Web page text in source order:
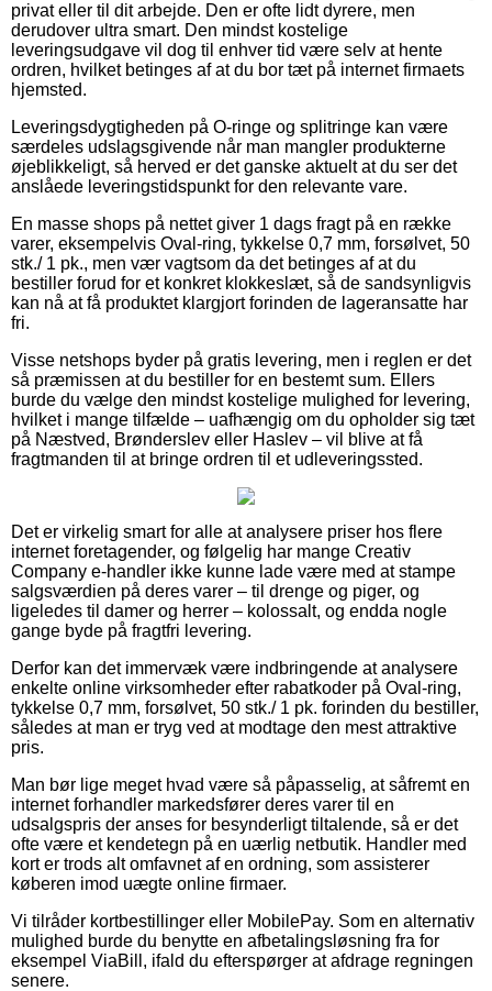
privat eller til dit arbejde. Den er ofte lidt dyrere, men
derudover ultra smart. Den mindst kostelige
leveringsudgave vil dog til enhver tid være selv at hente
ordren, hvilket betinges af at du bor tæt på internet firmaets
hjemsted.
Leveringsdygtigheden på O-ringe og splitringe kan være
særdeles udslagsgivende når man mangler produkterne
øjeblikkeligt, så herved er det ganske aktuelt at du ser det
anslåede leveringstidspunkt for den relevante vare.
En masse shops på nettet giver 1 dags fragt på en række
varer, eksempelvis Oval-ring, tykkelse 0,7 mm, forsølvet, 50
stk./ 1 pk., men vær vagtsom da det betinges af at du
bestiller forud for et konkret klokkeslæt, så de sandsynligvis
kan nå at få produktet klargjort forinden de lageransatte har
fri.
Visse netshops byder på gratis levering, men i reglen er det
så præmissen at du bestiller for en bestemt sum. Ellers
burde du vælge den mindst kostelige mulighed for levering,
hvilket i mange tilfælde – uafhængig om du opholder sig tæt
på Næstved, Brønderslev eller Haslev – vil blive at få
fragtmanden til at bringe ordren til et udleveringssted.
Det er virkelig smart for alle at analysere priser hos flere
internet foretagender, og følgelig har mange Creativ
Company e-handler ikke kunne lade være med at stampe
salgsværdien på deres varer – til drenge og piger, og
ligeledes til damer og herrer – kolossalt, og endda nogle
gange byde på fragtfri levering.
Derfor kan det immervæk være indbringende at analysere
enkelte online virksomheder efter rabatkoder på Oval-ring,
tykkelse 0,7 mm, forsølvet, 50 stk./ 1 pk. forinden du bestiller,
således at man er tryg ved at modtage den mest attraktive
pris.
Man bør lige meget hvad være så påpasselig, at såfremt en
internet forhandler markedsfører deres varer til en
udsalgspris der anses for besynderligt tiltalende, så er det
ofte være et kendetegn på en uærlig netbutik. Handler med
kort er trods alt omfavnet af en ordning, som assisterer
køberen imod uægte online firmaer.
Vi tilråder kortbestillinger eller MobilePay. Som en alternativ
mulighed burde du benytte en afbetalingsløsning fra for
eksempel ViaBill, ifald du efterspørger at afdrage regningen
senere.